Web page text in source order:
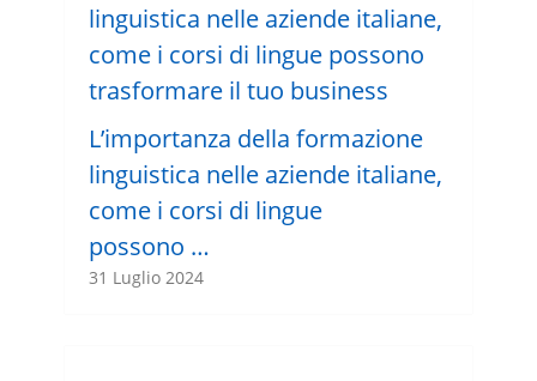
L’importanza della formazione
linguistica nelle aziende italiane,
come i corsi di lingue
possono …
31 Luglio 2024